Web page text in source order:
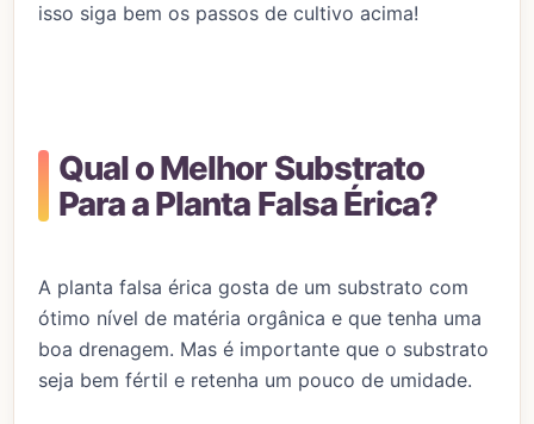
isso siga bem os passos de cultivo acima!
Qual o Melhor Substrato
Para a Planta Falsa Érica?
A planta falsa érica gosta de um substrato com
ótimo nível de matéria orgânica e que tenha uma
boa drenagem. Mas é importante que o substrato
seja bem fértil e retenha um pouco de umidade.